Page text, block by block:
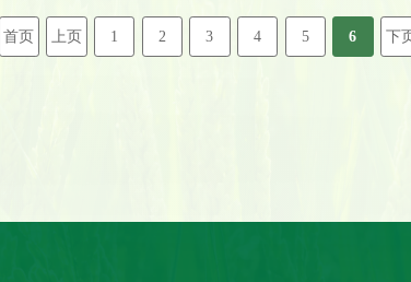
首页 上页 1 2 3 4 5 6 下